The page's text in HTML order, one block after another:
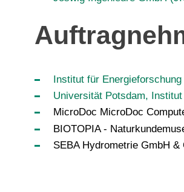
Institut für
Universität Potsdam,
MicroDoc MicroDoc
BIOTOPIA -
SEBA Hydrometrie GmbH &